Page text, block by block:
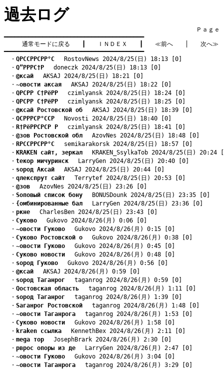
過去ログ
Ｐａｇｅ
━━━━━━━━━━━━━━━━━━━━━━━━━━━━━━━━━━━━━━━━
通常モードに戻る
ＩＮＤＥＸ ≪前へ
次へ≫
━━━━━━━━━━━━━━━━━━━━━━━━━━━━━━━━━━━━━━━━
・ QРССРРСРР°С RostovNews 2024/8/25(日) 18:13 [0]
・ Q”РРРС†Р doneczk 2024/8/25(日) 18:13 [0]
・ @ксай AKSAJ 2024/8/25(日) 18:21 [0]
・ ~овости аксая AKSAJ 2024/8/25(日) 18:22 [0]
・ QРСРР С†РёРР czimlyansk 2024/8/25(日) 18:24 [0]
・ QРСРР С†РёРР czimlyansk 2024/8/25(日) 18:25 [0]
・ @ксай Ростовской об AKSAJ 2024/8/25(日) 18:39 [0]
・ QСРРРСР°ССР Novosti 2024/8/25(日) 18:40 [0]
・ R†РёРРСРСР Р czimlyansk 2024/8/25(日) 18:41 [0]
・ @зов Ростовской обл AzovNes 2024/8/25(日) 18:48 [0]
・ RРССРРСРР°С semikarakorsk 2024/8/25(日) 18:57 [0]
・ KRAKEN сайт, зеркал KRAKEN_SsylkaTob 2024/8/25(日) 20:24
・ tекор мичуринск LarryGen 2024/8/25(日) 20:40 [0]
・ sород Аксай AKSAJ 2024/8/25(日) 20:44 [0]
・ qлекспрут сайт Terrytef 2024/8/25(日) 20:53 [0]
・ @зов AzovNes 2024/8/25(日) 23:26 [0]
・ Sоповый список бону BONUSDounk 2024/8/25(日) 23:35 [0]
・ {омбинированные бал LarryGen 2024/8/25(日) 23:36 [0]
・ pкне CharlesBen 2024/8/25(日) 23:43 [0]
・ Cуково Gukovo 2024/8/26(月) 0:06 [0]
・ ~овости Гуково Gukovo 2024/8/26(月) 0:15 [0]
・ Cуково Ростовской о Gukovo 2024/8/26(月) 0:38 [0]
・ ~овости Гуково Gukovo 2024/8/26(月) 0:45 [0]
・ Cуково новости Gukovo 2024/8/26(月) 0:48 [0]
・ sород Гуково Gukovo 2024/8/26(月) 0:56 [0]
・ @ксай AKSAJ 2024/8/26(月) 0:59 [0]
・ sород Таганрог taganrog 2024/8/26(月) 0:59 [0]
・ Qостовская область taganrog 2024/8/26(月) 1:11 [0]
・ sород Таганрог taganrog 2024/8/26(月) 1:39 [0]
・ Sаганрог Ростовской taganrog 2024/8/26(月) 1:48 [0]
・ ~овости Таганрога taganrog 2024/8/26(月) 1:53 [0]
・ Cуково новости Gukovo 2024/8/26(月) 1:58 [0]
・ kraken ссылка KennethBex 2024/8/26(月) 2:11 [0]
・ mega тор JosephBrark 2024/8/26(月) 2:30 [0]
・ pврос опоры из де LarryGen 2024/8/26(月) 2:47 [0]
・ ~овости Гуково Gukovo 2024/8/26(月) 3:04 [0]
・ ~овости Таганрога taganrog 2024/8/26(月) 3:29 [0]